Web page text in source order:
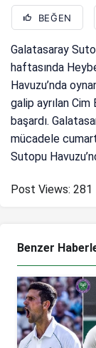
BEĞEN
Galatasaray
haftasında
Havuzu’nda
galip ayrılan
başardı.
mücadele
Sutopu
Post Views: 281
Benzer